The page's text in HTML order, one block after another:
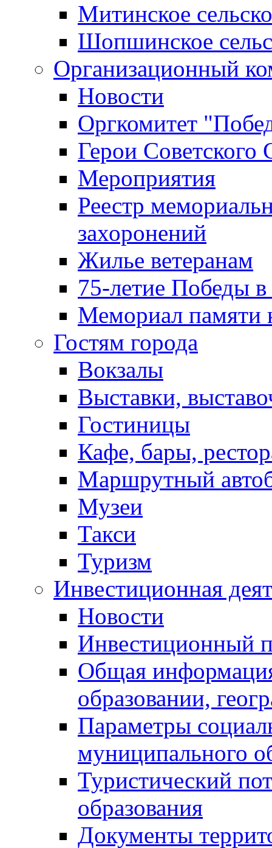
Митинское
Шопшинское
Организационный
Новости
Оргкомитет
Герои Советского
Мероприятия
Реестр
захоронений
Жилье ветеранам
75-летие Победы
Мемориал памяти
Гостям города
Вокзалы
Выставки,
Гостиницы
Кафе, бары,
Маршрутный
Музеи
Такси
Туризм
Инвестиционная
Новости
Инвестиционный
Общая
образовании,
Параметры
муниципального
Туристический
образования
Документы